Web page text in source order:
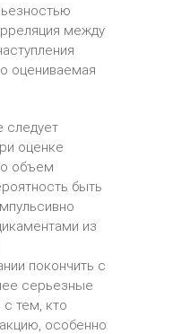
между
оцениваемая
следует
оценке
объем
быть
из
покончить с
серьезные
тем, кто
особенно